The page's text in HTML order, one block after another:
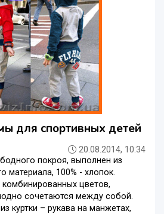
для спортивных детей
20.08.2014, 10:34
покроя, выполнен из
материала, 100% - хлопок.
цветов,
сочетаются между собой.
куртки – рукава на манжетах,